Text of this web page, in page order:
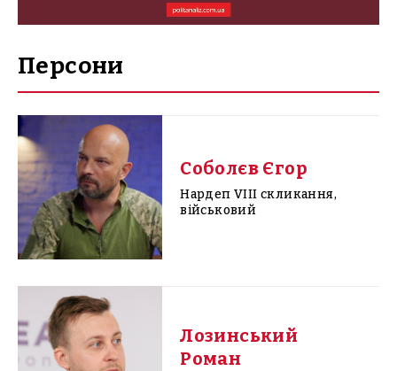
Персони
Соболєв Єгор
Нардеп VIII скликання,
військовий
Лозинський
Роман